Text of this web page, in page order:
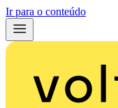
Ir para o conteúdo